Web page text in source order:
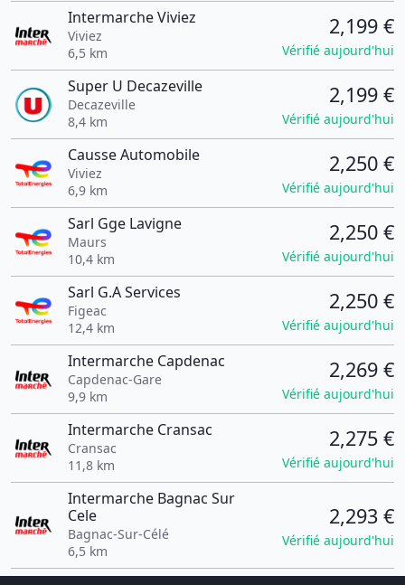
Intermarche Viviez
Viviez
6,5 km
2,199 €
Vérifié aujourd'hui
Super U Decazeville
Decazeville
8,4 km
2,199 €
Vérifié aujourd'hui
Causse Automobile
Viviez
6,9 km
2,250 €
Vérifié aujourd'hui
Sarl Gge Lavigne
Maurs
10,4 km
2,250 €
Vérifié aujourd'hui
Sarl G.A Services
Figeac
12,4 km
2,250 €
Vérifié aujourd'hui
Intermarche Capdenac
Capdenac-Gare
9,9 km
2,269 €
Vérifié aujourd'hui
Intermarche Cransac
Cransac
11,8 km
2,275 €
Vérifié aujourd'hui
Intermarche Bagnac Sur
Cele
Bagnac-Sur-Célé
6,5 km
2,293 €
Vérifié aujourd'hui